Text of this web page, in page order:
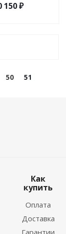
150₽
50 51
Как
купить
Оплата
Доставка
Гарантии